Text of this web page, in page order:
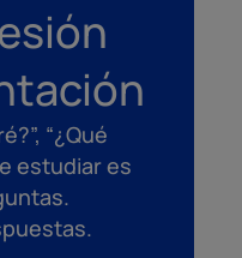
“¿Qué
estudiar es